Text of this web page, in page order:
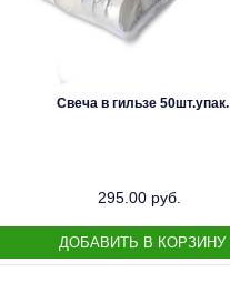
Свеча в гильзе 50шт.упак.
295.00 руб.